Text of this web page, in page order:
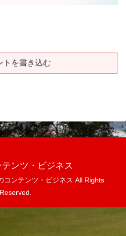
トを書き込む
テンツ・ビジネス
ンテンツ・ビジネス All Rights
Reserved.